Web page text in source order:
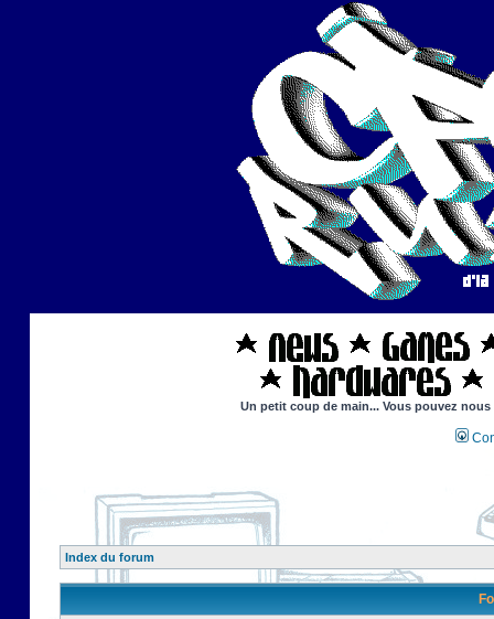
Un petit coup de main... Vous pouvez
Index du forum